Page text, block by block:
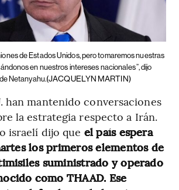
de Estados Unidos, pero tomaremos nuestras
en nuestros intereses nacionales”, dijo
Netanyahu.(JACQUELYN MARTIN)
han mantenido conversaciones
la estrategia respecto a Irán.
israelí dijo que el país espera
los primeros elementos de
suministrado y operado
como THAAD. Ese